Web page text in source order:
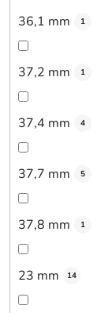
36,1 mm 1
37,2 mm 1
37,4 mm 4
37,7 mm 5
37,8 mm 1
23 mm 14